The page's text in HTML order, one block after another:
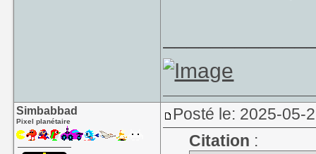
Simbabbad
Pixel planétaire
Posté le: 2025-05-
Citation :